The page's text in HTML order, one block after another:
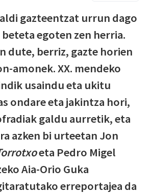
gazteentzat urrun dago
egoten zen herria.
dute, berriz, gazte horien
amonek. XX. mendeko
usaindu eta ukitu
ondare eta jakintza hori,
galdu aurretik, eta
azken bi urteetan Jon
eta Pedro Migel
Aia-Orio Guka
erreportajea da